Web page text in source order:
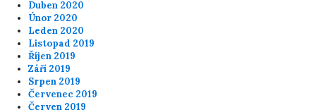
Duben 2020
Únor 2020
Leden 2020
Listopad 2019
Říjen 2019
Září 2019
Srpen 2019
Červenec 2019
Červen 2019